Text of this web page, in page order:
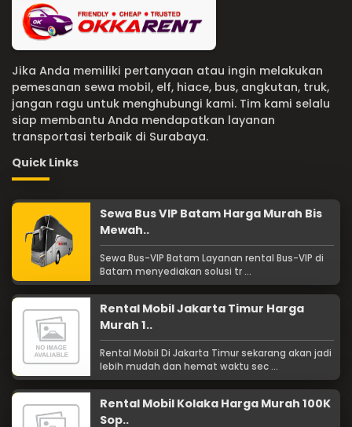
Jika Anda memiliki pertanyaan atau ingin melakukan
pemesanan sewa mobil, elf, hiace, bus, angkutan, truk,
jangan ragu untuk menghubungi kami. Tim kami selalu
siap membantu Anda mendapatkan layanan
transportasi terbaik di Surabaya.
Quick Links
Sewa Bus VIP Batam Harga Murah Bis
Mewah..
Sewa Bus-VIP Batam Layanan rental Bus-VIP di
Batam menyediakan solusi tr ...
Rental Mobil Jakarta Timur Harga
Murah 1..
Rental Mobil Di Jakarta Timur sekarang akan jadi
lebih mudah dan hemat waktu sec ...
Rental Mobil Kolaka Harga Murah 100K
Sop..